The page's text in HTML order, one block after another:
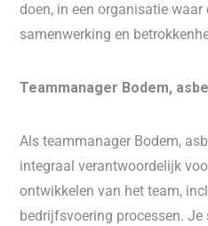
doen, in een organisatie waar
samenwerking en
​Teammanager Bodem,
Als teammanager Bodem,
integraal verantwoordelijk
ontwikkelen van het team,
bedrijfsvoering processen.